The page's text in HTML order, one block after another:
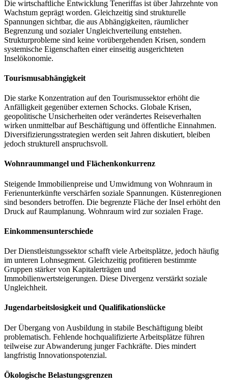
Die wirtschaftliche Entwicklung Teneriffas ist über Jahrzehnte von
Wachstum geprägt worden. Gleichzeitig sind strukturelle
Spannungen sichtbar, die aus Abhängigkeiten, räumlicher
Begrenzung und sozialer Ungleichverteilung entstehen.
Strukturprobleme sind keine vorübergehenden Krisen, sondern
systemische Eigenschaften einer einseitig ausgerichteten
Inselökonomie.
Tourismusabhängigkeit
Die starke Konzentration auf den Tourismussektor erhöht die
Anfälligkeit gegenüber externen Schocks. Globale Krisen,
geopolitische Unsicherheiten oder verändertes Reiseverhalten
wirken unmittelbar auf Beschäftigung und öffentliche Einnahmen.
Diversifizierungsstrategien werden seit Jahren diskutiert, bleiben
jedoch strukturell anspruchsvoll.
Wohnraummangel und Flächenkonkurrenz
Steigende Immobilienpreise und Umwidmung von Wohnraum in
Ferienunterkünfte verschärfen soziale Spannungen. Küstenregionen
sind besonders betroffen. Die begrenzte Fläche der Insel erhöht den
Druck auf Raumplanung. Wohnraum wird zur sozialen Frage.
Einkommensunterschiede
Der Dienstleistungssektor schafft viele Arbeitsplätze, jedoch häufig
im unteren Lohnsegment. Gleichzeitig profitieren bestimmte
Gruppen stärker von Kapitalerträgen und
Immobilienwertsteigerungen. Diese Divergenz verstärkt soziale
Ungleichheit.
Jugendarbeitslosigkeit und Qualifikationslücke
Der Übergang von Ausbildung in stabile Beschäftigung bleibt
problematisch. Fehlende hochqualifizierte Arbeitsplätze führen
teilweise zur Abwanderung junger Fachkräfte. Dies mindert
langfristig Innovationspotenzial.
Ökologische Belastungsgrenzen